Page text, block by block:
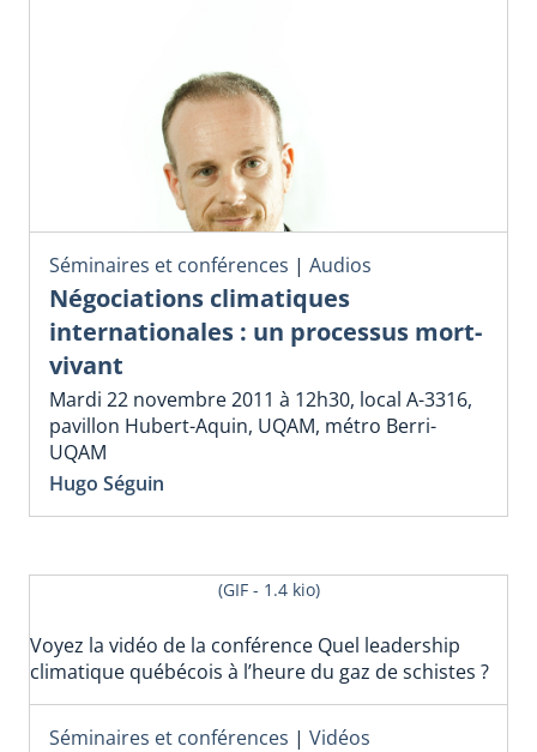
Séminaires et conférences | Audios
Négociations climatiques
internationales : un processus mort-
vivant
Mardi 22 novembre 2011 à 12h30, local A-3316,
pavillon Hubert-Aquin, UQAM, métro Berri-
UQAM
Hugo Séguin
(GIF - 1.4 kio)
Voyez la vidéo de la conférence Quel leadership
climatique québécois à l’heure du gaz de schistes ?
Séminaires et conférences | Vidéos